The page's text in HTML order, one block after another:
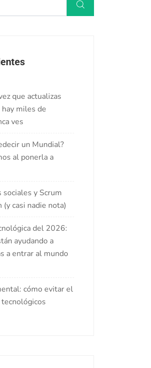
que actualizas
hay miles de
ves
un Mundial?
al ponerla a
sociales y Scrum
casi nadie nota)
del 2026:
ayudando a
a entrar al mundo
cómo evitar el